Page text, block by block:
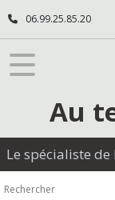
06.99.25.85.20
Au
Le spécialiste